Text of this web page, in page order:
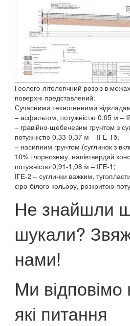
Геолого-літологічний розріз в
поверхні представлений:
Сучасними техногенними
– асфальтом, потужністю 0,05 м –
– гравійно-щебеневим грунтом з
потужністю 0,33-0,37 м – ІГЕ-1б;
– насипним грунтом (суглинок з
10% і чорнозему, напівтвердий
потужністю 0,91-1,08 м – ІГЕ-1;
ІГЕ-2 – суглинки важким,
сіро-білого кольору, розкритою
Не знайшли
шукали?
нами!
Ми відповімо
які питання